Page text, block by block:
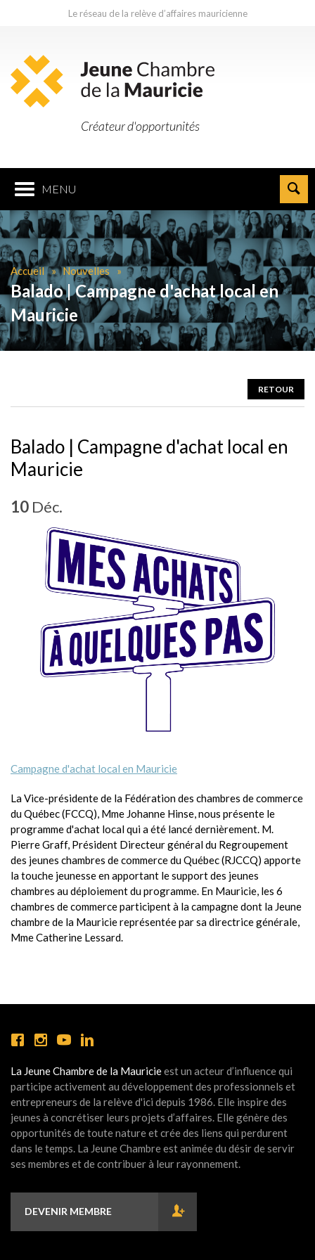
Le réseau de la relève d’affaires mauricienne
Créateur d'opportunités
MENU
Accueil Nouvelles
Balado | Campagne d'achat local en
Mauricie
RETOUR
Balado | Campagne d'achat local en
Mauricie
10 Déc.
Campagne d'achat local en Mauricie
La Vice-présidente de la Fédération des chambres de commerce
du Québec (FCCQ), Mme Johanne Hinse, nous présente le
programme d'achat local qui a été lancé dernièrement. M.
Pierre Graff, Président Directeur général du Regroupement
des jeunes chambres de commerce du Québec (RJCCQ) apporte
la touche jeunesse en apportant le support des jeunes
chambres au déploiement du programme. En Mauricie, les 6
chambres de commerce participent à la campagne dont la Jeune
chambre de la Mauricie représentée par sa directrice générale,
Mme Catherine Lessard.
La Jeune Chambre de la Mauricieest un acteur d’influence qui
participe activement au développement des professionnels et
entrepreneurs de la relève d'ici depuis 1986. Elle inspire des
jeunes à concrétiser leurs projets d’affaires. Elle génère des
opportunités de toute nature et crée des liens qui perdurent
dans le temps. La Jeune Chambre est animée du désir de servir
ses membres et de contribuer à leur rayonnement.
DEVENIR MEMBRE